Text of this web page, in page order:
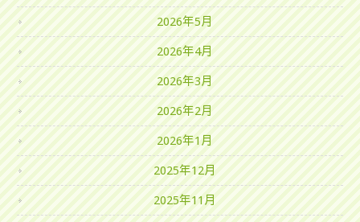
2026年5月
2026年4月
2026年3月
2026年2月
2026年1月
2025年12月
2025年11月